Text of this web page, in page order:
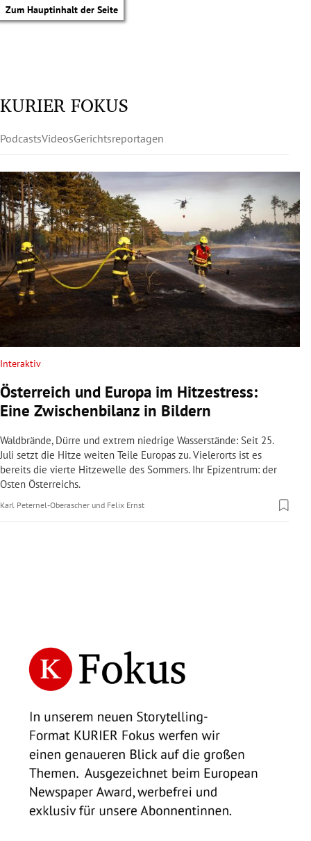
Zum Hauptinhalt der Seite
Untermenü
Untermenü
Untermenü
Untermenü
Untermenü
Untermenü
KURIER FOKUS
PodcastsVideosGerichtsreportagen
Interaktiv
Österreich und Europa im Hitzestress:
Eine Zwischenbilanz in Bildern
Waldbrände, Dürre und extrem niedrige Wasserstände: Seit 25.
Juli setzt die Hitze weiten Teile Europas zu. Vielerorts ist es
bereits die vierte Hitzewelle des Sommers. Ihr Epizentrum: der
Osten Österreichs.
Karl Peternel-Oberascher und Felix Ernst